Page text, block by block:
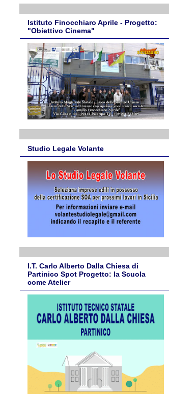
Istituto Finocchiaro Aprile - Progetto:
"Obiettivo Cinema"
Studio Legale Volante
I.T. Carlo Alberto Dalla Chiesa di
Partinico Spot Progetto: la Scuola
come Atelier